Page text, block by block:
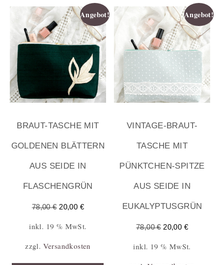
Angebot!
BRAUT-TASCHE MIT
GOLDENEN BLÄTTERN
AUS SEIDE IN
FLASCHENGRÜN
78,00€ 20,00 €
inkl. 19 % MwSt.
zzgl. Versandkosten
Angebot!
VINTAGE-BRAUT-
TASCHE MIT
PÜNKTCHEN-SPITZE
AUS SEIDE IN
EUKALYPTUSGRÜN
78,00€ 20,00 €
inkl. 19 % MwSt.